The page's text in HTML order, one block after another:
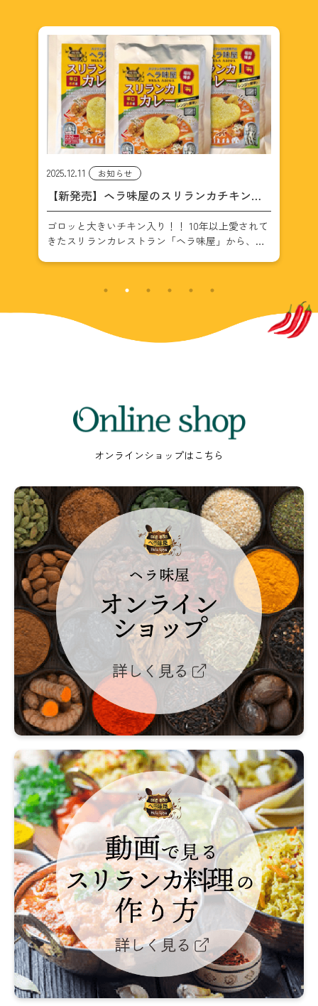
2025.12.2 お知らせ
ヘラ味屋のレトルトカレーがついにAmazon
に登場！
ヘラ味屋のレトルトカレーがついにAmazonに
登場！ 10年以上福岡で愛されてきたスリランカ料
ようになりました。 お店その […]
Online
オンラインショップはこちら
ヘ
ラ
味
屋
オ
ン
ラ
イ
ン
シ
ョ
ッ
プ
詳
し
く
見
る
動
画
で
見
る
ス
リ
ラ
ン
カ
料
理
の
作
り